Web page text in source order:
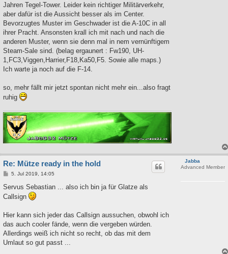
Jahren Tegel-Tower. Leider kein richtiger Militärverkehr,
aber dafür ist die Aussicht besser als im Center.
Bevorzugtes Muster im Geschwader ist die A-10C in all
ihrer Pracht. Ansonsten krall ich mit nach und nach die
anderen Muster, wenn sie denn mal in nem vernünftigem
Steam-Sale sind. (belag ergaunert : Fw190, UH-
1,FC3,Viggen,Harrier,F18,Ka50,F5. Sowie alle maps.)
Ich warte ja noch auf die F-14.
so, mehr fällt mir jetzt spontan nicht mehr ein...also fragt
ruhig
Jabba
Advanced Member
Re: Mütze ready in the hold
B
i
r
5. Jul 2019, 14:05
Servus Sebastian ... also ich bin ja für Glatze als
Callsign
Hier kann sich jeder das Callsign aussuchen, obwohl ich
das auch cooler fände, wenn die vergeben würden.
Allerdings weiß ich nicht so recht, ob das mit dem
Umlaut so gut passt ...